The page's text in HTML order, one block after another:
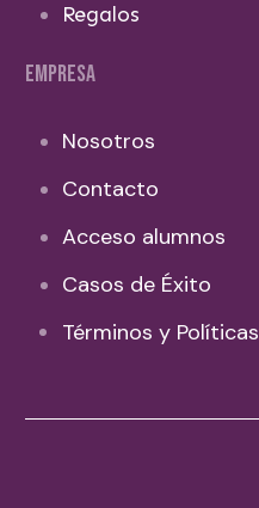
Regalos
EMPRESA
Nosotros
Contacto
Acceso alumnos
Casos de Éxito
Términos y Políticas